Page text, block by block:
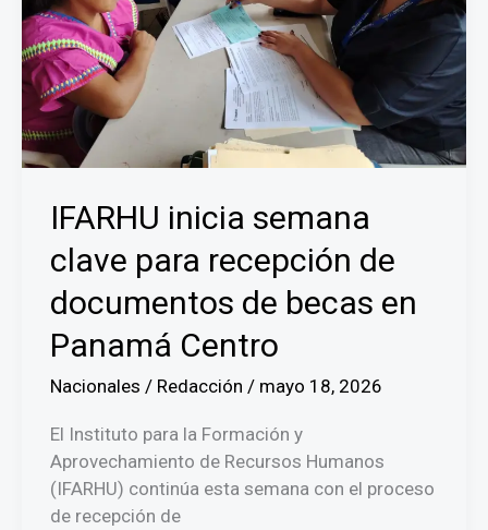
en
las
últimas
72
IFARHU inicia semana
clave para recepción de
documentos de becas en
Panamá Centro
Nacionales / Redacción / mayo 18, 2026
El Instituto para la Formación y
Aprovechamiento de Recursos Humanos
(IFARHU) continúa esta semana con el proceso
de recepción de